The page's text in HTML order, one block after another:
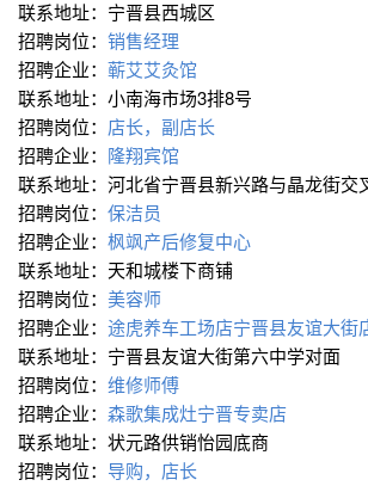
联系地址：宁晋县西城区
招聘岗位： 销售经理
招聘企业： 蕲艾艾灸馆
联系地址：小南海市场3排8号
招聘岗位： 店长，副店长
招聘企业： 隆翔宾馆
联系地址：河北省宁晋县新兴路与晶龙街交
招聘岗位： 保洁员
招聘企业： 枫飒产后修复中心
联系地址：天和城楼下商铺
招聘岗位： 美容师
招聘企业： 途虎养车工场店宁晋县友谊大街
联系地址：宁晋县友谊大街第六中学对面
招聘岗位： 维修师傅
招聘企业： 森歌集成灶宁晋专卖店
联系地址：状元路供销怡园底商
招聘岗位： 导购，店长